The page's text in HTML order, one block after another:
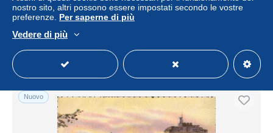
– circa 1987
± 4,57 USD
Stato Residenziale
Nuovo
nostro sito, altri possono essere impostati secondo le vostre
preferenze. Per saperne di più
Vedere di più